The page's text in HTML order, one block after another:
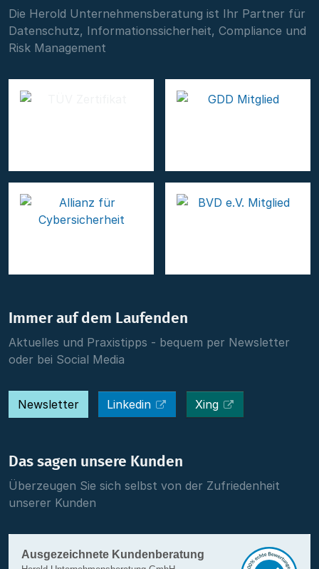
Die Herold Unternehmensberatung ist Ihr Partner für
Datenschutz, Informationssicherheit, Compliance und
Risk Management
Immer auf dem Laufenden
Aktuelles und Praxistipps - bequem per Newsletter
oder bei Social Media
Newsletter Linkedin Xing
Das sagen unsere Kunden
Überzeugen Sie sich selbst von der Zufriedenheit
unserer Kunden
Ausgezeichnete Kundenberatung